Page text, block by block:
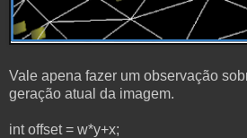
Vale apena fazer um observação
geração atual da imagem.
int offset = w*y+x;